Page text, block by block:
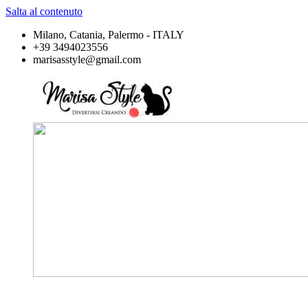
Salta al contenuto
Milano, Catania, Palermo - ITALY
+39 3494023556
marisasstyle@gmail.com